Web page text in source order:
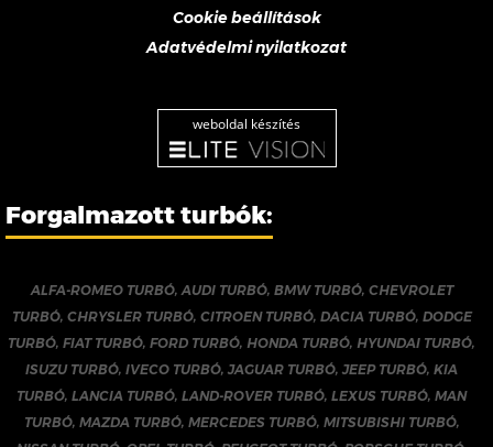
Cookie beállítások
Adatvédelmi nyilatkozat
weboldal készítés
Forgalmazott turbók:
ALFA-ROMEO TURBÓ,AUDI TURBÓ, BMW TURBÓ, CHEVROLET
TURBÓ, CHRYSLER TURBÓ, CITROEN TURBÓ, DACIA TURBÓ, DODGE
TURBÓ,FIAT TURBÓ,FORD TURBÓ, HONDA TURBÓ, HYUNDAI TURBÓ,
ISUZU TURBÓ,IVECO TURBÓ,JAGUAR TURBÓ,JEEP TURBÓ,KIA
TURBÓ,LANCIA TURBÓ,LAND-ROVER TURBÓ,LEXUS TURBÓ,MAN
TURBÓ, MAZDA TURBÓ, MERCEDES TURBÓ, MITSUBISHI TURBÓ,